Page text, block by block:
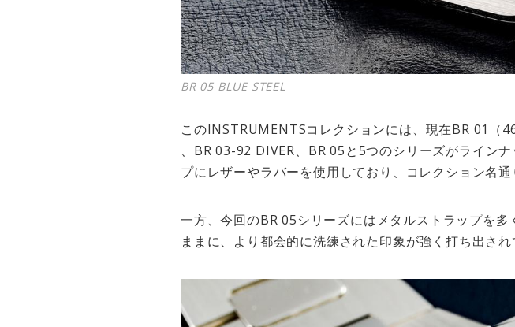
BR 05 BLUE STEEL
このINSTRUMENTSコレクションには、現在BR 01（
、BR 03-92 DIVER、BR 05と5つのシリーズがライン
プにレザーやラバーを使用しており、コレクション名
一方、今回のBR 05シリーズにはメタルストラップを
ままに、より都会的に洗練された印象が強く打ち出され